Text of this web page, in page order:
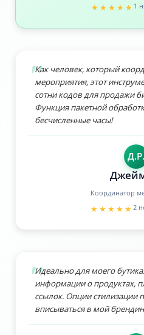
★★★★★ 1
Как человек, который
мероприятия, этот
сотни кодов для продажи
Функция пакетной
бесчисленные часы!
Д.Р.
Координатор
★★★★★ 2
Идеально для моего
информации о продуктах,
ссылок. Опции
вписываться в мой